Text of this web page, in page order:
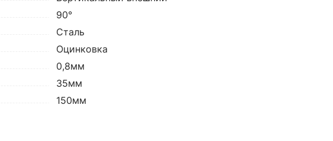
90°
Сталь
Оцинковка
0,8мм
35мм
150мм